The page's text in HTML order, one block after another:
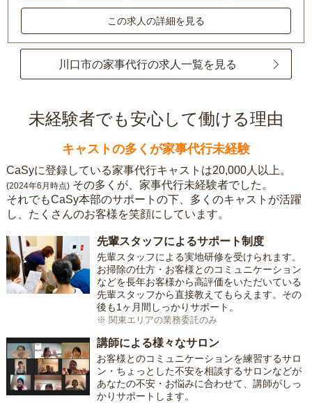
この求人の詳細を見る
川口市の家事代行の求人一覧を見る
未経験者でも安心して働ける理由
キャストの多くが家事代行未経験
CaSyに登録している家事代行キャストは20,000人以上。
(2024年6月時点) その多くが、家事代行未経験者でした。
それでもCaSy本部のサポートの下、多くのキャストが活躍
し、たくさんのお客様を笑顔にしています。
先輩スタッフによるサポート制度
先輩スタッフによる実地研修を受けられます。
お掃除の仕方・お客様とのコミュニケーション
などを長年お客様から高評価をいただいている
先輩スタッフから直接教えてもらえます。その
後も1ヶ月間しっかりサポート。
※ 関東エリアの業務委託のみ
講師による様々なサロン
お客様とのコミュニケーションを練習するサロ
ン・ちょっとした不安を相談するサロンなどが
あなたの不安・お悩みに合わせて、講師がしっ
かりサポートします。